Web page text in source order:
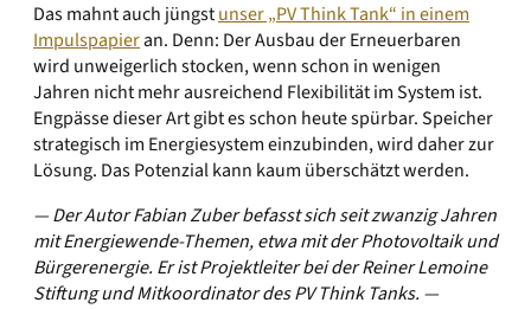
Das mahnt auch jüngstunser „PV Think Tank“ in einem
Impulspapieran. Denn: Der Ausbau der Erneuerbaren
wird unweigerlich stocken, wenn schon in wenigen
Jahren nicht mehr ausreichend Flexibilität im System ist.
Engpässe dieser Art gibt es schon heute spürbar. Speicher
strategisch im Energiesystem einzubinden, wird daher zur
Lösung. Das Potenzial kann kaum überschätzt werden.
— Der Autor Fabian Zuber befasst sich seit zwanzig Jahren
mit Energiewende-Themen, etwa mit der Photovoltaik und
Bürgerenergie. Er ist Projektleiter bei der Reiner Lemoine
Stiftung und Mitkoordinator des PV Think Tanks. —